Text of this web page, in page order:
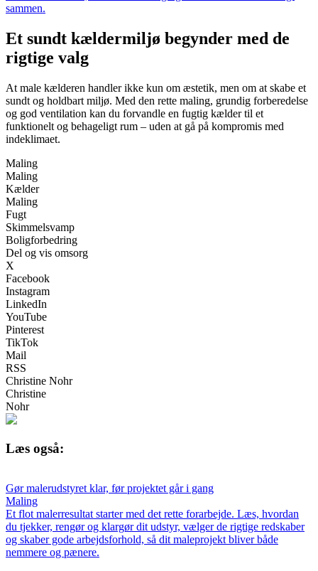
sammen.
Et sundt kældermiljø begynder med de
rigtige valg
At male kælderen handler ikke kun om æstetik, men om at skabe et
sundt og holdbart miljø. Med den rette maling, grundig forberedelse
og god ventilation kan du forvandle en fugtig kælder til et
funktionelt og behageligt rum – uden at gå på kompromis med
indeklimaet.
Maling
Maling
Kælder
Maling
Fugt
Skimmelsvamp
Boligforbedring
Del og vis omsorg
X
Facebook
Instagram
LinkedIn
YouTube
Pinterest
TikTok
Mail
RSS
Christine Nohr
Christine
Nohr
Læs også:
Gør malerudstyret klar, før projektet går i gang
Maling
Et flot malerresultat starter med det rette forarbejde. Læs, hvordan
du tjekker, rengør og klargør dit udstyr, vælger de rigtige redskaber
og skaber gode arbejdsforhold, så dit maleprojekt bliver både
nemmere og pænere.